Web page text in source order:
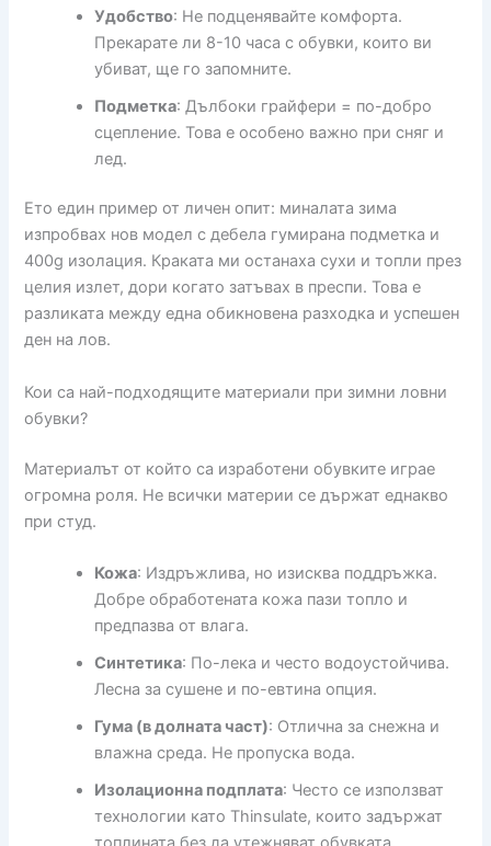
Удобство: Не подценявайте комфорта.
Прекарате ли 8-10 часа с обувки, които ви
убиват, ще го запомните.
Подметка: Дълбоки грайфери = по-добро
сцепление. Това е особено важно при сняг и
лед.
Ето един пример от личен опит: миналата зима
изпробвах нов модел с дебела гумирана подметка и
400g изолация. Краката ми останаха сухи и топли през
целия излет, дори когато затъвах в преспи. Това е
разликата между една обикновена разходка и успешен
ден на лов.
Кои са най-подходящите материали при зимни ловни
обувки?
Материалът от който са изработени обувките играе
огромна роля. Не всички материи се държат еднакво
при студ.
Кожа: Издръжлива, но изисква поддръжка.
Добре обработената кожа пази топло и
предпазва от влага.
Синтетика: По-лека и често водоустойчива.
Лесна за сушене и по-евтина опция.
Гума (в долната част): Отлична за снежна и
влажна среда. Не пропуска вода.
Изолационна подплата: Често се използват
технологии като Thinsulate, които задържат